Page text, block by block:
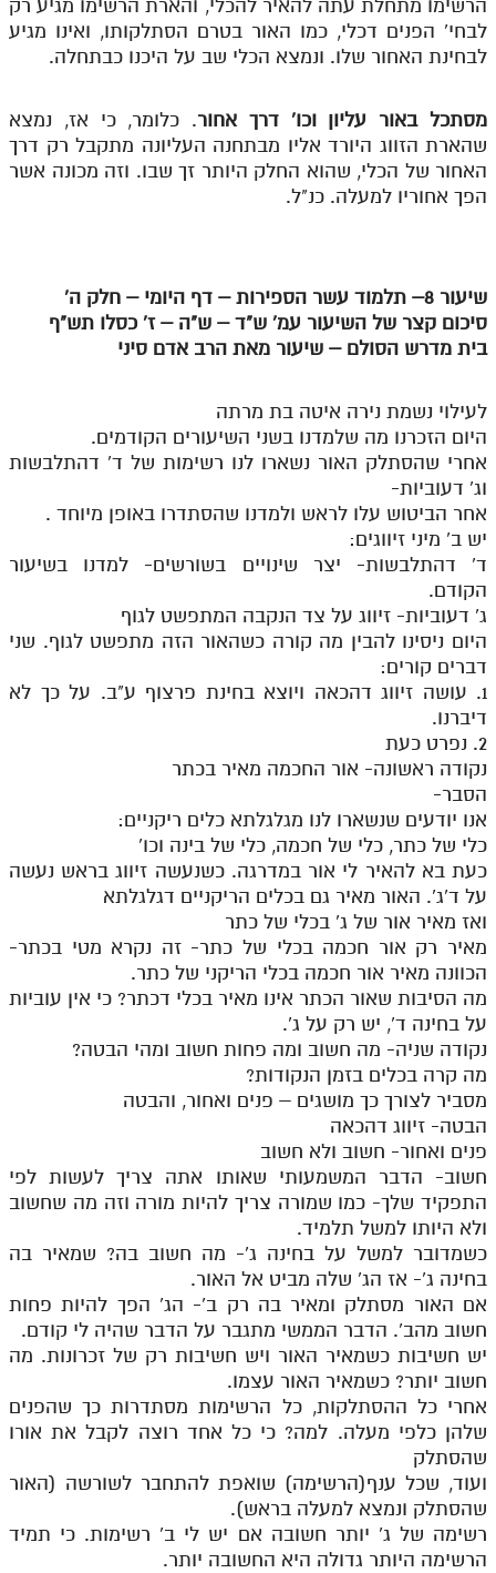
הרשימו מתחלת עתה להאיר להכלי, והארת הרשימו מגיע רק
לבחי' הפנים דכלי, כמו האור בטרם הסתלקותו, ואינו מגיע
לבחינת האחור שלו. ונמצא הכלי שב על היכנו כבתחלה.
מסתכל באור עליון וכו' דרך אחור. כלומר, כי אז, נמצא
שהארת הזווג היורד אליו מבתחנה העליונה מתקבל רק דרך
האחור של הכלי, שהוא החלק היותר זך שבו. וזה מכונה אשר
הפך אחוריו למעלה. כנ"ל.
שיעור 8– תלמוד עשר הספירות – דף היומי – חלק ה'
סיכום קצר של השיעור עמ' ש"ד – ש"ה – ז' כסלו תש"ף
בית מדרש הסולם – שיעור מאת הרב אדם סיני
לעילוי נשמת נירה איטה בת מרתה
היום הזכרנו מה שלמדנו בשני השיעורים הקודמים.
אחרי שהסתלק האור נשארו לנו רשימות של ד' דהתלבשות
וג' דעוביות-
אחר הביטוש עלו לראש ולמדנו שהסתדרו באופן מיוחד .
יש ב' מיני זיווגים:
ד' דהתלבשות- יצר שינויים בשורשים- למדנו בשיעור
הקודם.
ג' דעוביות- זיווג על צד הנקבה המתפשט לגוף
היום ניסינו להבין מה קורה כשהאור הזה מתפשט לגוף. שני
דברים קורים:
1. עושה זיווג דהכאה ויוצא בחינת פרצוף ע"ב. על כך לא
דיברנו.
2. נפרט כעת
נקודה ראשונה- אור החכמה מאיר בכתר
הסבר-
אנו יודעים שנשארו לנו מגלגלתא כלים ריקניים:
כלי של כתר, כלי של חכמה, כלי של בינה וכו'
כעת בא להאיר לי אור במדרגה. כשנעשה זיווג בראש נעשה
על ד'ג'. האור מאיר גם בכלים הריקניים דגלגלתא
ואז מאיר אור של ג' בכלי של כתר
מאיר רק אור חכמה בכלי של כתר- זה נקרא מטי בכתר-
הכוונה מאיר אור חכמה בכלי הריקני של כתר.
מה הסיבות שאור הכתר אינו מאיר בכלי דכתר? כי אין עוביות
על בחינה ד', יש רק על ג'.
נקודה שניה- מה חשוב ומה פחות חשוב ומהי הבטה?
מה קרה בכלים בזמן הנקודות?
מסביר לצורך כך מושגים – פנים ואחור, והבטה
הבטה- זיווג דהכאה
פנים ואחור- חשוב ולא חשוב
חשוב- הדבר המשמעותי שאותו אתה צריך לעשות לפי
התפקיד שלך- כמו שמורה צריך להיות מורה וזה מה שחשוב
ולא היותו למשל תלמיד.
כשמדובר למשל על בחינה ג'- מה חשוב בה? שמאיר בה
בחינה ג'- אז הג' שלה מביט אל האור.
אם האור מסתלק ומאיר בה רק ב'- הג' הפך להיות פחות
חשוב מהב'. הדבר הממשי מתגבר על הדבר שהיה לי קודם.
יש חשיבות כשמאיר האור ויש חשיבות רק של זכרונות. מה
חשוב יותר? כשמאיר האור עצמו.
אחרי כל ההסתלקות, כל הרשימות מסתדרות כך שהפנים
שלהן כלפי מעלה. למה? כי כל אחד רוצה לקבל את אורו
שהסתלק
ועוד, שכל ענף(הרשימה) שואפת להתחבר לשורשה (האור
שהסתלק ונמצא למעלה בראש).
רשימה של ג' יותר חשובה אם יש לי ב' רשימות. כי תמיד
הרשימה היותר גדולה היא החשובה יותר.